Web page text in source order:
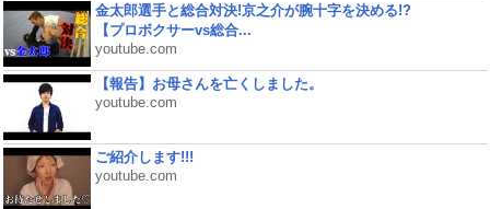
金太郎選手と総合対決!京之介が腕十字を決める!?
【プロボクサーvs総合...
youtube.com
【報告】お母さんを亡くしました。
youtube.com
ご紹介します!!!
youtube.com